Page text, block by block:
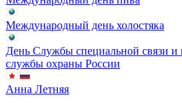
Международный день холостяка
День Службы специальной связи
службы охраны России
Анна Летняя